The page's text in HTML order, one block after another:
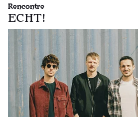
Rencontre
ECHT!